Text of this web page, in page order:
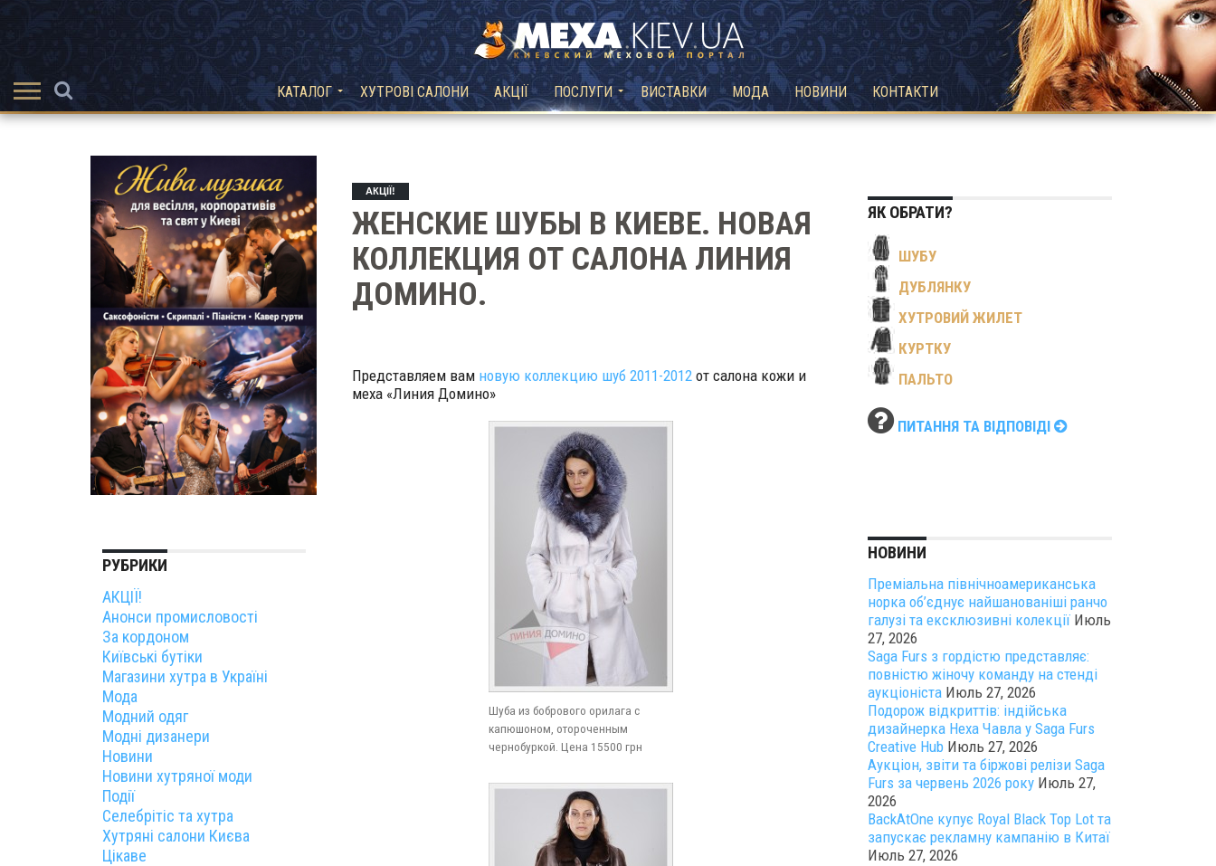
КАТАЛОГ ХУТРОВІ САЛОНИ АКЦІЇ ПОСЛУГИ ВИСТАВКИ МОДА НОВИНИ КОНТАКТИ
АКЦІЇ!
ЖЕНСКИЕ ШУБЫ В КИЕВЕ. НОВАЯ
КОЛЛЕКЦИЯ ОТ САЛОНА ЛИНИЯ
ДОМИНО.
Представляем вам новую коллекцию шуб 2011-2012от салона кожи и
меха «Линия Домино»
Шуба из бобрового орилага с
капюшоном, отороченным
чернобуркой. Цена 15500 грн
РУБРИКИ
АКЦІЇ!
Анонси промисловості
За кордоном
Київські бутіки
Магазини хутра в Україні
Мода
Модний одяг
Модні дизанери
Новини
Новини хутряної моди
Події
Селебрітіс та хутра
Хутряні салони Києва
Цікаве
ЯК ОБРАТИ?
ШУБУ
ДУБЛЯНКУ
ХУТРОВИЙ ЖИЛЕТ
КУРТКУ
ПАЛЬТО
ПИТАННЯ ТА ВІДПОВІДІ
НОВИНИ
Преміальна північноамериканська
норка об’єднує найшанованіші ранчо
галузі та ексклюзивні колекції Июль
27, 2026
Saga Furs з гордістю представляє:
повністю жіночу команду на стенді
аукціоніста Июль 27, 2026
Подорож відкриттів: індійська
дизайнерка Неха Чавла у Saga Furs
Creative Hub Июль 27, 2026
Аукціон, звіти та біржові релізи Saga
Furs за червень 2026 року Июль 27,
2026
BackAtOne купує Royal Black Top Lot та
запускає рекламну кампанію в Китаї
Июль 27, 2026